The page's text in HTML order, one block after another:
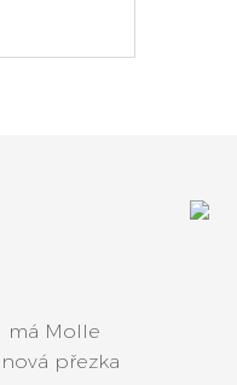
má Molle
přezka